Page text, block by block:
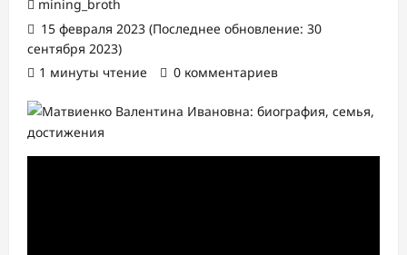
mining_broth
15 февраля 2023 (Последнее обновление: 30
сентября 2023)
1 минуты чтение
0 комментариев